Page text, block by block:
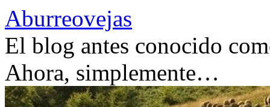
Saltar
al
contenido
Aburreovejas
El blog antes conocido
Ahora, simplemente…